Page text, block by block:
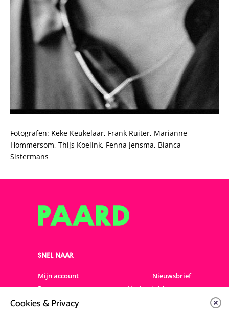
Fotografen: Keke Keukelaar, Frank Ruiter, Marianne
Hommersom, Thijs Koelink, Fenna Jensma, Bianca
Sistermans
SNEL NAAR
Mijn account
Nieuwsbrief
Programma
Veelgestelde vragen
Partners & Sponsoren
Cookies & Privacy